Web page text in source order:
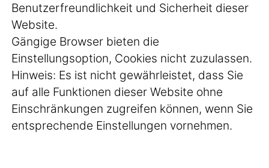
Benutzerfreundlichkeit und Sicherheit dieser
Website.
Gängige Browser bieten die
Einstellungsoption, Cookies nicht zuzulassen.
Hinweis: Es ist nicht gewährleistet, dass Sie
auf alle Funktionen dieser Website ohne
Einschränkungen zugreifen können, wenn Sie
entsprechende Einstellungen vornehmen.